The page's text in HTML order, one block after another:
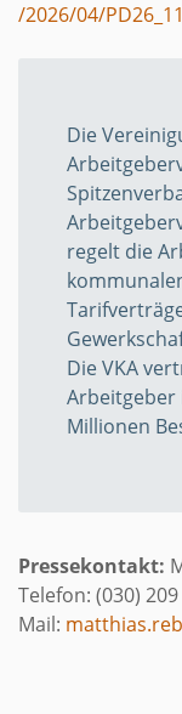
/2026/04/
Die
regelt die
Die VKA
Arbeitgeber
Millionen
Pressekontakt:
Telefon: (030)
Mail: